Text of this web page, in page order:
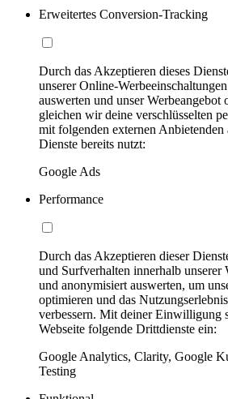
Erweitertes Conversion-Tracking
Durch das Akzeptieren dieses
unserer Online-
auswerten und unser Werbeangebot
gleichen wir deine verschlüsselten
mit folgenden externen Anbietenden
Dienste bereits nutzt:
Google Ads
Performance
Durch das Akzeptieren dieser
und Surfverhalten innerhalb unserer
und anonymisiert auswerten, um
optimieren und das
verbessern. Mit deiner Einwilligung
Webseite folgende Drittdienste ein:
Google Analytics, Clarity, Google
Testing